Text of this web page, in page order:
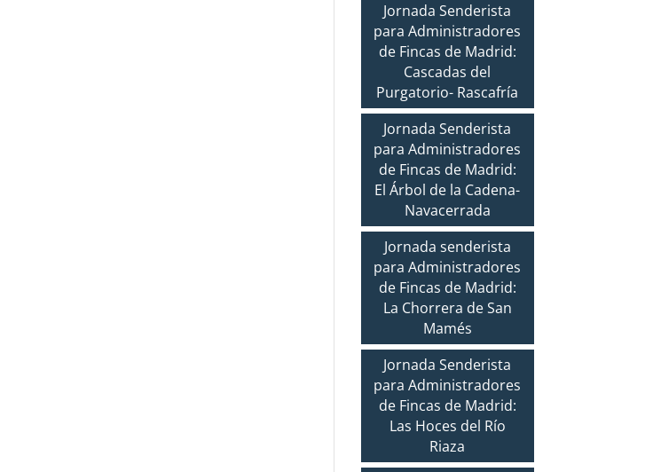
Jornada Senderista
para Administradores
de Fincas de Madrid:
Cascadas del
Purgatorio- Rascafría
Jornada Senderista
para Administradores
de Fincas de Madrid:
El Árbol de la Cadena-
Navacerrada
Jornada senderista
para Administradores
de Fincas de Madrid:
La Chorrera de San
Mamés
Jornada Senderista
para Administradores
de Fincas de Madrid:
Las Hoces del Río
Riaza